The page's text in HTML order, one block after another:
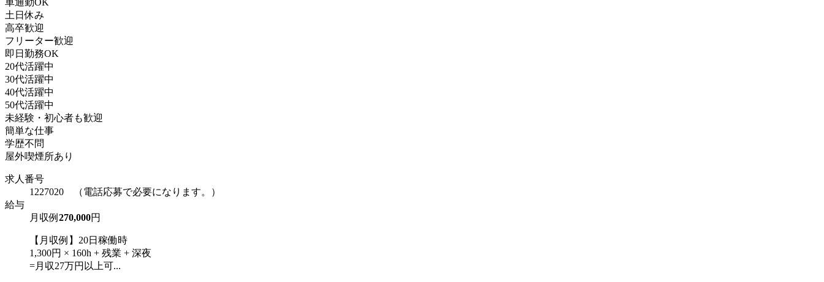
土日休み
高卒歓迎
フリーター歓迎
即日勤務OK
20代活躍中
30代活躍中
40代活躍中
50代活躍中
未経験・初心者も歓迎
簡単な仕事
学歴不問
屋外喫煙所あり
求人番号
1227020 （電話応募で必要になります。）
給与
月収例 270,000円
【月収例】20日稼働時
1,300円 × 160h + 残業 + 深夜
=月収27万円以上可...